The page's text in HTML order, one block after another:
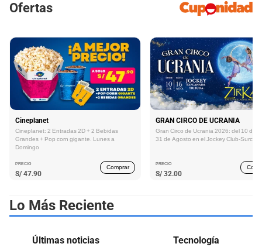
Ofertas
Cineplanet
Cineplanet: 2 Entradas 2D + 2 Bebidas
Grandes + Pop corn gigante. Lunes a
Domingo
PRECIO
S/ 47.90
Comprar
GRAN CIRCO DE UCRANIA
Gran Circo de Ucrania 2026: del 10 de
31 de Agosto en el Jockey Club-Surco
PRECIO
S/ 32.00
Lo Más Reciente
Últimas noticias Tecnología